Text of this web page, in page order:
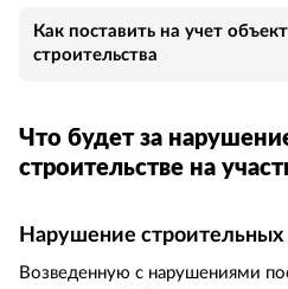
Как поставить на учет
строительства
Что будет за
строительстве на
Нарушение строительных
Возведенную с нарушениями